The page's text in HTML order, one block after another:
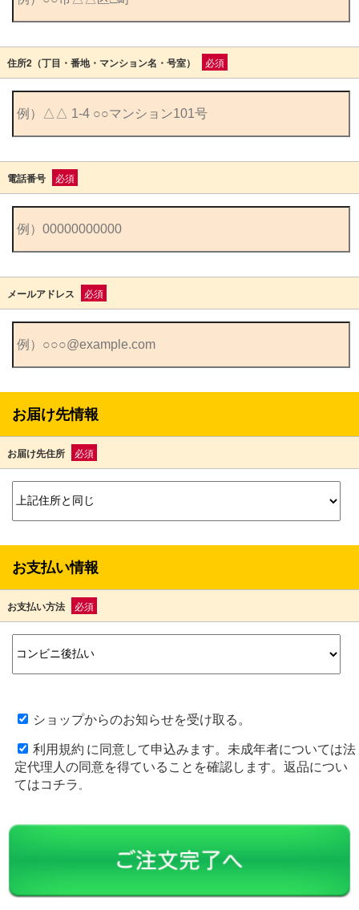
住所2（丁目・番地・マンション名・号室） 必須
電話番号 必須
メールアドレス 必須
お届け先情報
お届け先住所 必須
お支払い情報
お支払い方法 必須
ショップからのお知らせを受け取る。
利用規約 に同意して申込みます。未成年者については法
定代理人の同意を得ていることを確認します。返品につい
てはコチラ 。